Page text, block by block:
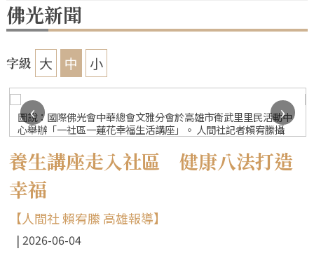
佛光新聞
字級 大 中 小
圖說：國際佛光會中華總會文雅分會於高雄市衛武里里民活動中
心舉辦「一社區一蓮花幸福生活講座」。 人間社記者賴宥縢攝
‹
›
養生講座走入社區 健康八法打造
幸福
【人間社 賴宥縢 高雄報導】
2026-06-04